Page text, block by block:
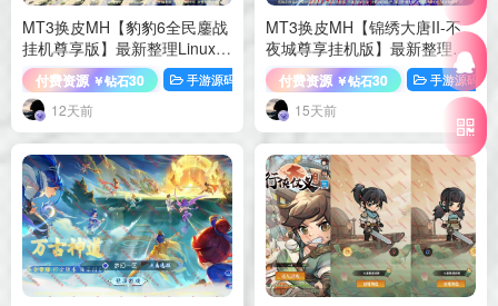
MT3换皮MH【豹豹6全民鏖战
挂机尊享版】最新整理Linux手
工服务端+源码+管理后台+安
卓苹果双端+详细搭建教程+视
频教程
付费资源 ￥钻石30 手游源码 梦幻西游
12天前
MT3换皮MH【锦绣大唐II-不
夜城尊享挂机版】最新整理
Linux手工服务端+源码+管理
后台+安卓苹果双端+详细搭建
教程+视频教程
付费资源 ￥钻石30 手游源码
15天前